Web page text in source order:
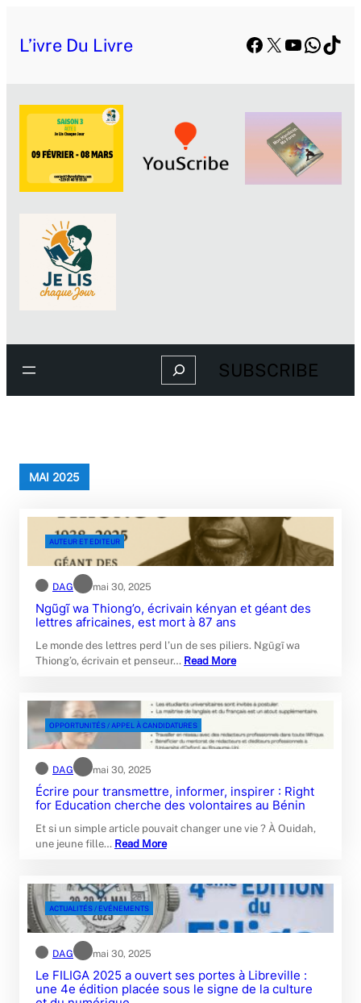
auL’ivre Du Livre Facebook
X YouTube
Search SUBSCRIBE
MAI 2025
AUTEUR ET EDITEUR
DAG mai 30, 2025
Ngũgĩ wa Thiong’o, écrivain kényan et géant des
lettres africaines, est mort à 87 ans
Le monde des lettres perd l’un de ses piliers. Ngũgĩ wa
Thiong’o, écrivain et penseur… Read More
OPPORTUNITÉS / APPEL À CANDIDATURES
DAG mai 30, 2025
Écrire pour transmettre, informer, inspirer : Right
for Education cherche des volontaires au Bénin
Et si un simple article pouvait changer une vie ? À Ouidah,
une jeune fille… Read More
ACTUALITÉS / EVÉNEMENTS
DAG mai 30, 2025
Le FILIGA 2025 a ouvert ses portes à Libreville :
une 4e édition placée sous le signe de la culture